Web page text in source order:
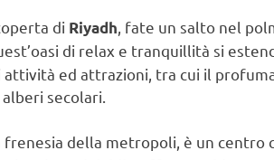
di Riyadh , fate un salto nel
di relax e tranquillità si
ed attrazioni, tra cui il
secolari.
frenesia della metropoli, è un centro